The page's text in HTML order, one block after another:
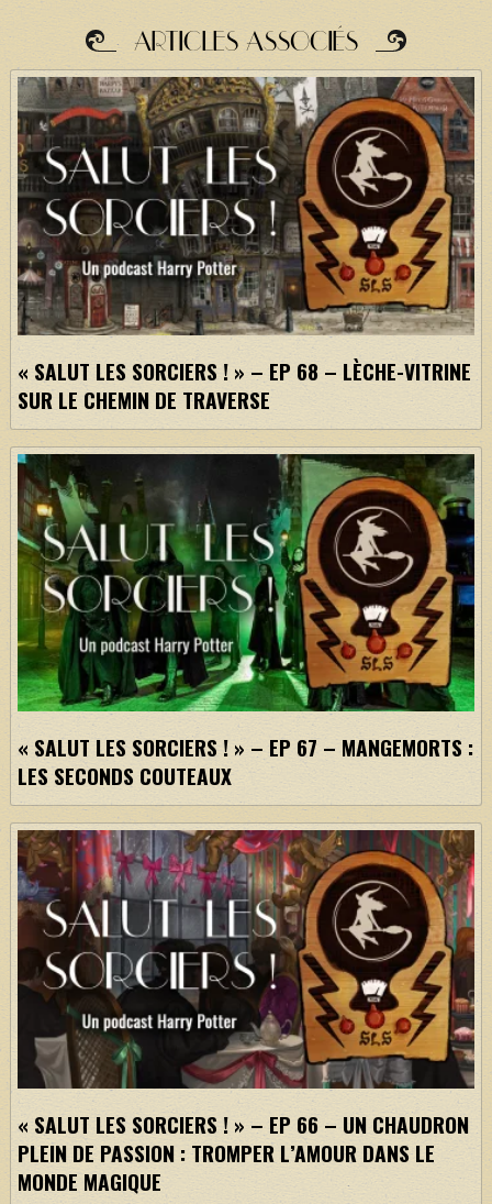
ARTICLES ASSOCIÉS
« SALUT LES SORCIERS ! » – EP 68 – LÈCHE-VITRINE
SUR LE CHEMIN DE TRAVERSE
« SALUT LES SORCIERS ! » – EP 67 – MANGEMORTS :
LES SECONDS COUTEAUX
« SALUT LES SORCIERS ! » – EP 66 – UN CHAUDRON
PLEIN DE PASSION : TROMPER L’AMOUR DANS LE
MONDE MAGIQUE